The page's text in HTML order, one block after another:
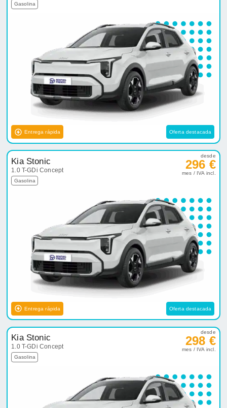
Gasolina
Entrega rápida Oferta destacada
Kia Stonic
1.0 T-GDi Concept
Gasolina
desde
296 €
mes / IVA incl.
Entrega rápida Oferta destacada
Kia Stonic
1.0 T-GDi Concept
Gasolina
desde
298 €
mes / IVA incl.